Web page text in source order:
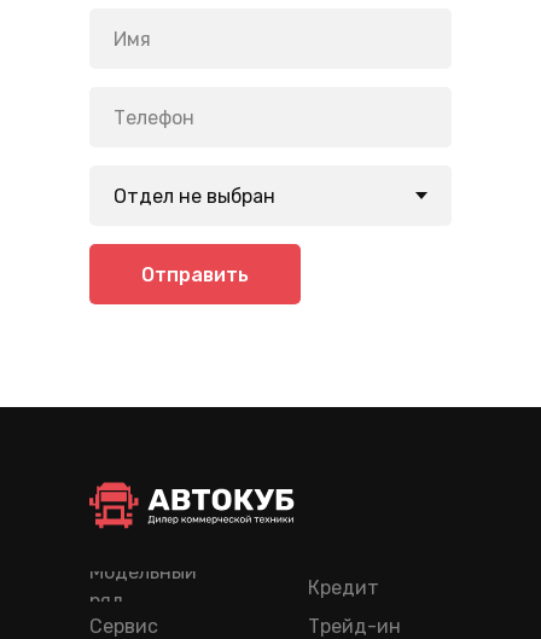
Отправить
Кредит
Трейд-ин
Модельный
ряд
Сервис